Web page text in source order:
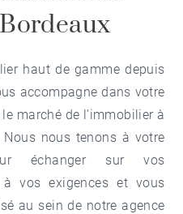
haut de gamme depuis
accompagne dans votre
marché de l'immobilier à
nous tenons à votre
échanger sur vos
à vos exigences et vous
au sein de notreagence